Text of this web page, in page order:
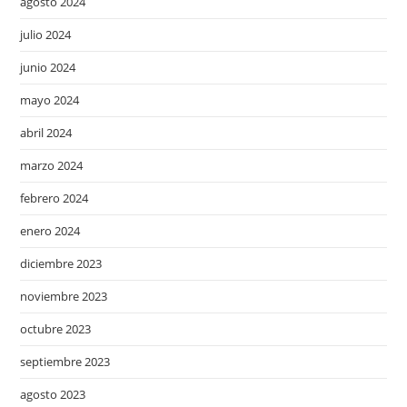
julio 2024
junio 2024
mayo 2024
abril 2024
marzo 2024
febrero 2024
enero 2024
diciembre 2023
noviembre 2023
octubre 2023
septiembre 2023
agosto 2023